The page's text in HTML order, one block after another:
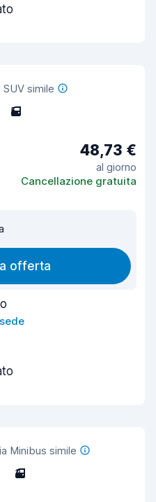
simile
5
48,73 €
al giorno
Cancellazione gratuita
offerta
Minibus simile
3